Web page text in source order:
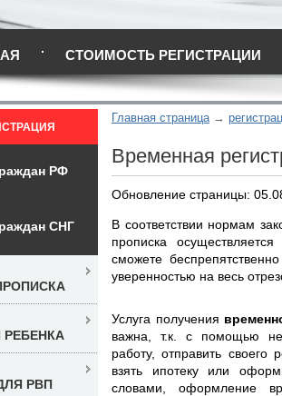
СТОИМОСТЬ РЕГИСТРАЦИИ
Главная страница
Временная
Обновление страницы:
В соответствии нормам
прописка
сможете
уверенностью на весь
Услуга получения
важна, т.к. с помощью
работу, отправить
взять ипотеку или
словами, оформление
РФ
СНГ
РЕБЕНКА
РВП